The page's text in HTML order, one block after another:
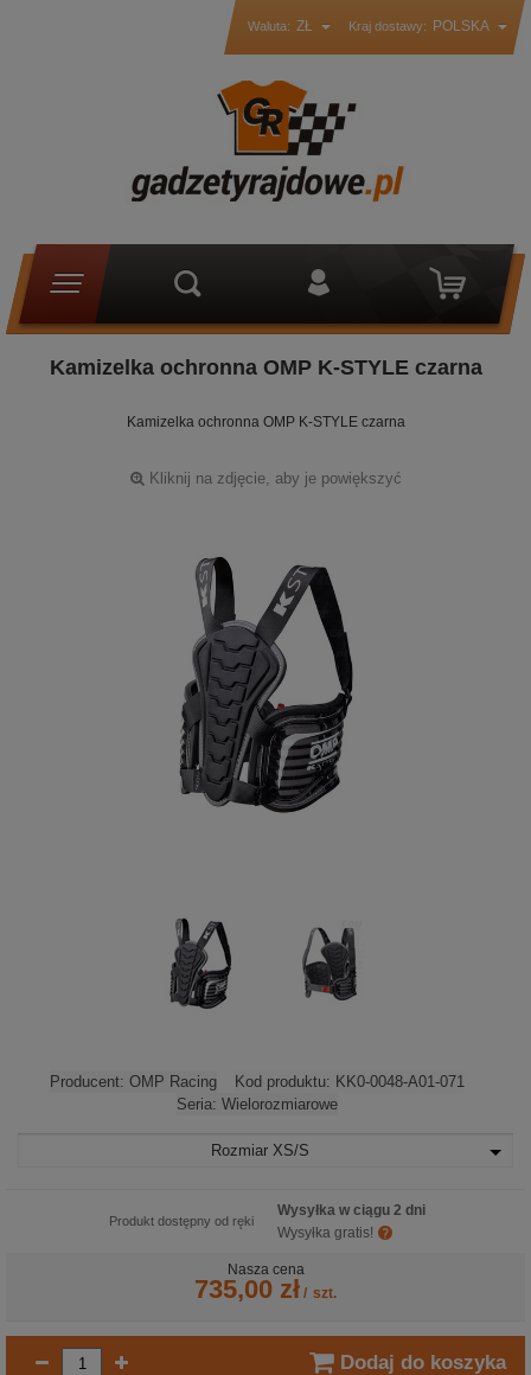
Waluta: ZŁ Kraj dostawy: POLSKA
Kamizelka ochronna OMP K-STYLE czarna
Kamizelka ochronna OMP K-STYLE czarna
Kliknij na zdjęcie, aby je powiększyć
Producent: OMP Racing Kod produktu: KK0-0048-A01-071
Seria: Wielorozmiarowe
Rozmiar XS/S
Produkt dostępny od ręki
Wysyłka w ciągu 2 dni
Wysyłka gratis!
Nasza cena
735,00 zł / szt.
Dodaj do koszyka